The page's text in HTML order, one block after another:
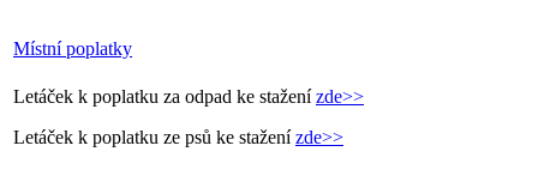
Místní poplatky
Letáček k poplatku za odpad ke staženízde>>
Letáček k poplatku ze psů ke staženízde>>